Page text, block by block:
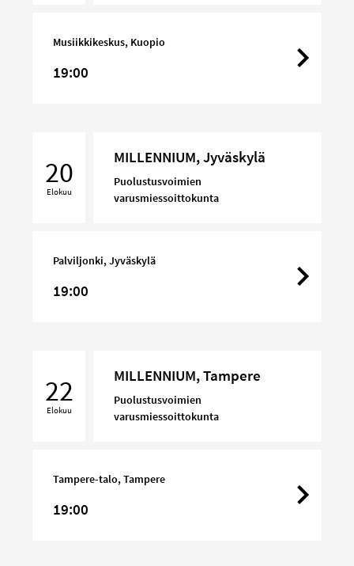
Musiikkikeskus, Kuopio
19:00
20
Elokuu
MILLENNIUM, Jyväskylä
Puolustusvoimien
varusmiessoittokunta
Palviljonki, Jyväskylä
19:00
22
Elokuu
MILLENNIUM, Tampere
Puolustusvoimien
varusmiessoittokunta
Tampere-talo, Tampere
19:00